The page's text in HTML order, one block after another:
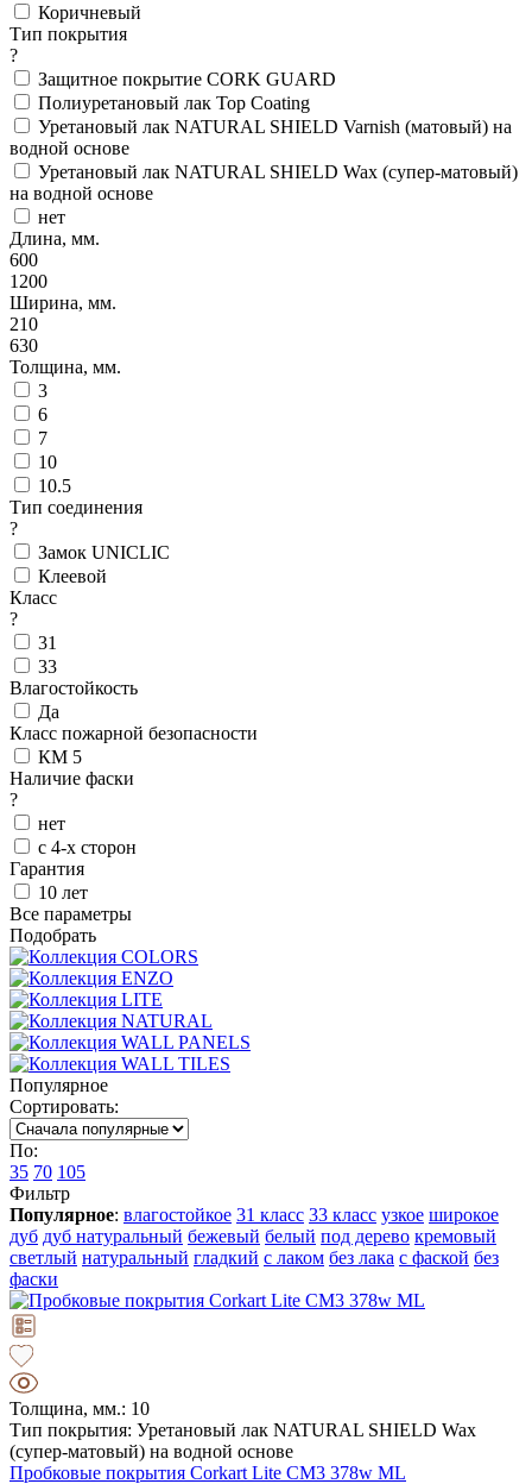
Коричневый
Тип покрытия
?
Защитное покрытие CORK GUARD
Полиуретановый лак Top Coating
Уретановый лак NATURAL SHIELD Varnish (матовый) на
водной основе
Уретановый лак NATURAL SHIELD Wax (супер-матовый)
на водной основе
нет
Длина, мм.
600
1200
Ширина, мм.
210
630
Толщина, мм.
3
6
7
10
10.5
Тип соединения
?
Замок UNICLIC
Клеевой
Класс
?
31
33
Влагостойкость
Да
Класс пожарной безопасности
КМ 5
Наличие фаски
?
нет
с 4-х сторон
Гарантия
10 лет
Все параметры
Подобрать
Популярное
Сортировать:
По:
35 70 105
Фильтр
Популярное: влагостойкое 31 класс 33 класс узкое широкое
дуб дуб натуральный бежевый белый под дерево кремовый
светлый натуральный гладкий с лаком без лака с фаской без
фаски
Толщина, мм.: 10
Тип покрытия: Уретановый лак NATURAL SHIELD Wax
(супер-матовый) на водной основе
Пробковые покрытия Corkart Lite CM3 378w ML